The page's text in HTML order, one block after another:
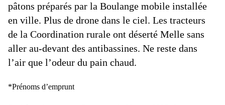
pâtons préparés par la Boulange mobile installée
en ville. Plus de drone dans le ciel. Les tracteurs
de la Coordination rurale ont déserté Melle sans
aller au-devant des antibassines. Ne reste dans
l’air que l’odeur du pain chaud.
*Prénoms d’emprunt